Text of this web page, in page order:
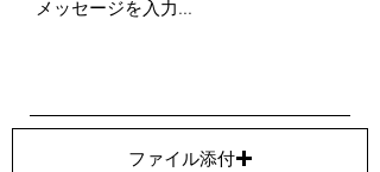
ファイル添付